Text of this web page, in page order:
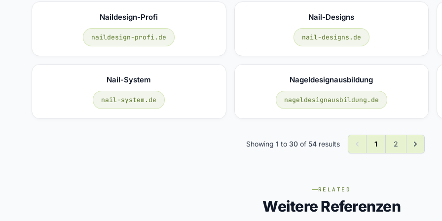
Naildesign-Profi
naildesign-profi.de
Nail-Designs
nail-designs.de
Nail-System
nail-system.de
Nageldesignausbildung
nageldesignausbildung.de
Showing 1 to 30 of 54 results 1 2
RELATED
Weitere Referenzen